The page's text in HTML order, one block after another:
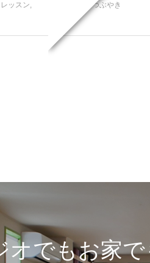
ッスン,
,つぶやき
オでもお家